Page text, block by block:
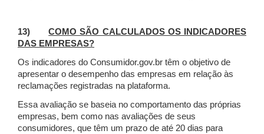
13)COMO SÃO CALCULADOS OS INDICADORES
DAS EMPRESAS?
Os indicadores do Consumidor.gov.br têm o objetivo de
apresentar o desempenho das empresas em relação às
reclamações registradas na plataforma.
Essa avaliação se baseia no comportamento das próprias
empresas, bem como nas avaliações de seus
consumidores, que têm um prazo de até 20 dias para